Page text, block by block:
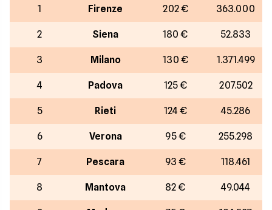
1 Firenze 202 € 363.000
2 Siena 180 € 52.833
3 Milano 130 € 1.371.499
4 Padova 125 € 207.502
5 Rieti 124 € 45.286
6 Verona 95 € 255.298
7 Pescara 93 € 118.461
8 Mantova 82 € 49.044